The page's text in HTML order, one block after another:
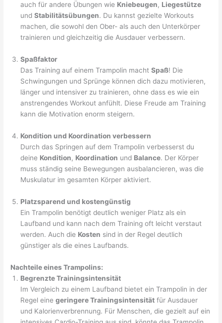
auch für andere Übungen wie Kniebeugen, Liegestütze
undStabilitätsübungen. Du kannst gezielte Workouts
machen, die sowohl den Ober- als auch den Unterkörper
trainieren und gleichzeitig die Ausdauer verbessern.
Spaßfaktor
Das Training auf einem Trampolin machtSpaß! Die
Schwingungen und Sprünge können dich dazu motivieren,
länger und intensiver zu trainieren, ohne dass es wie ein
anstrengendes Workout anfühlt. Diese Freude am Training
kann die Motivation enorm steigern.
Kondition und Koordination verbessern
Durch das Springen auf dem Trampolin verbesserst du
deine Kondition, Koordination und Balance. Der Körper
muss ständig seine Bewegungen ausbalancieren, was die
Muskulatur im gesamten Körper aktiviert.
Platzsparend und kostengünstig
Ein Trampolin benötigt deutlich weniger Platz als ein
Laufband und kann nach dem Training oft leicht verstaut
werden. Auch die Kosten sind in der Regel deutlich
günstiger als die eines Laufbands.
Nachteile eines Trampolins:
Begrenzte Trainingsintensität
Im Vergleich zu einem Laufband bietet ein Trampolin in der
Regel einegeringere Trainingsintensität für Ausdauer
und Kalorienverbrennung. Für Menschen, die gezielt auf ein